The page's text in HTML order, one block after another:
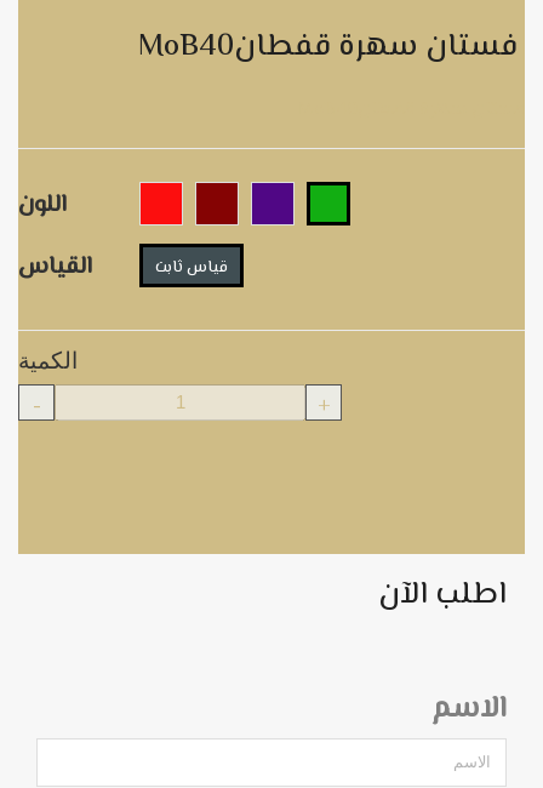
اللون
القياس
قياس ثابت
الكمية
- +
اطلب الآن
الاسم